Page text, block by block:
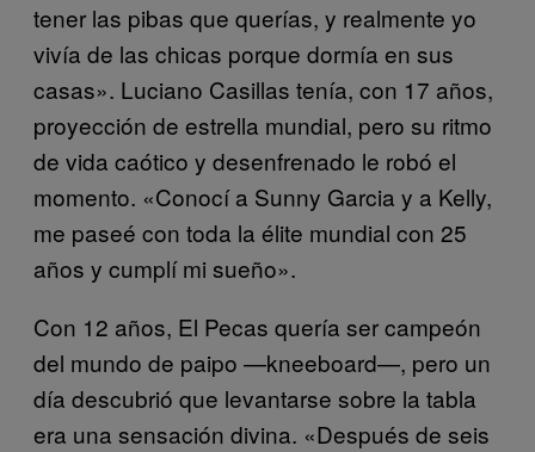
tener las pibas que querías, y realmente yo
vivía de las chicas porque dormía en sus
casas». Luciano Casillas tenía, con 17 años,
proyección de estrella mundial, pero su ritmo
de vida caótico y desenfrenado le robó el
momento. «Conocí a Sunny Garcia y a Kelly,
me paseé con toda la élite mundial con 25
años y cumplí mi sueño».
Con 12 años, El Pecas quería ser campeón
del mundo de paipo —kneeboard—, pero un
día descubrió que levantarse sobre la tabla
era una sensación divina. «Después de seis